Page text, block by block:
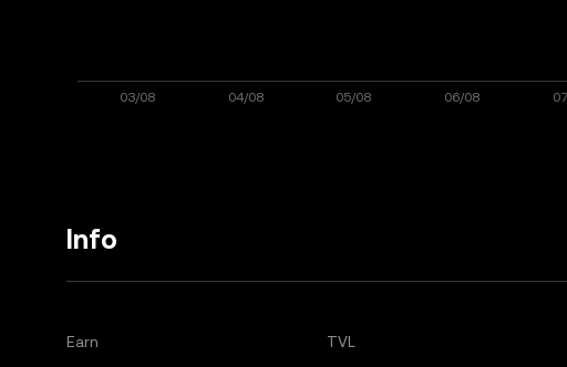
Info
Earn TVL